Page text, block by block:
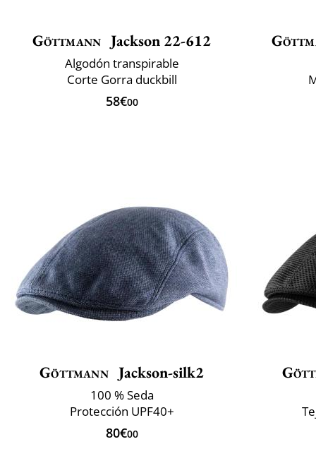
Göttmann Jackson 22-612
Algodón transpirable
Corte Gorra duckbill
58€00
Göttmann Jackson-silk2
100 % Seda
Protección UPF40+
80€00